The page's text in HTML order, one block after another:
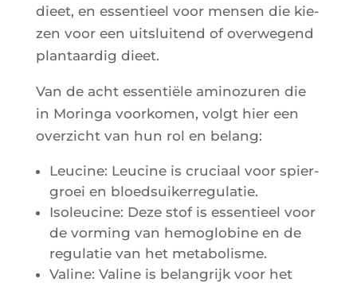
dieet, en essen­tieel voor men­sen die kie­
zen voor een uits­lui­tend of over­we­gend
plan­taar­dig dieet.
Van de acht essen­tiële ami­no­zu­ren die
in Morin­ga voor­ko­men, volgt hier een
over­zicht van hun rol en belang:
Leu­cine: Leu­cine is cru­ciaal voor spier­
groei en bloedsuikerregulatie.
Iso­leu­cine: Deze stof is essen­tieel voor
de vor­ming van hemo­glo­bine en de
regu­la­tie van het metabolisme.
Valine: Valine is belan­grijk voor het